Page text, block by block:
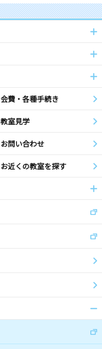
会費・各種手続き
教室見学
お問い合わせ
お近くの教室を探す